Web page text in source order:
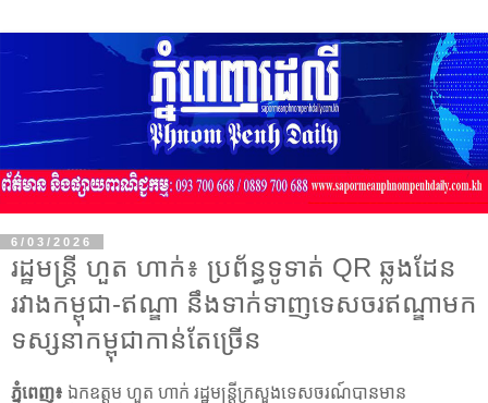
6/03/2026
រដ្ឋមន្រ្តី ហួត ហាក់៖ ប្រព័ន្ធទូទាត់ QR ឆ្លងដែន
រវាងកម្ពុជា-ឥណ្ឌា នឹងទាក់ទាញទេសចរឥណ្ឌាមក
ទស្សនាកម្ពុជាកាន់តែច្រើន
ភ្នំពេញ៖ ឯកឧត្តម ហួត ហាក់ រដ្ឋមន្រ្តីក្រសួងទេសចរណ៍បានមាន